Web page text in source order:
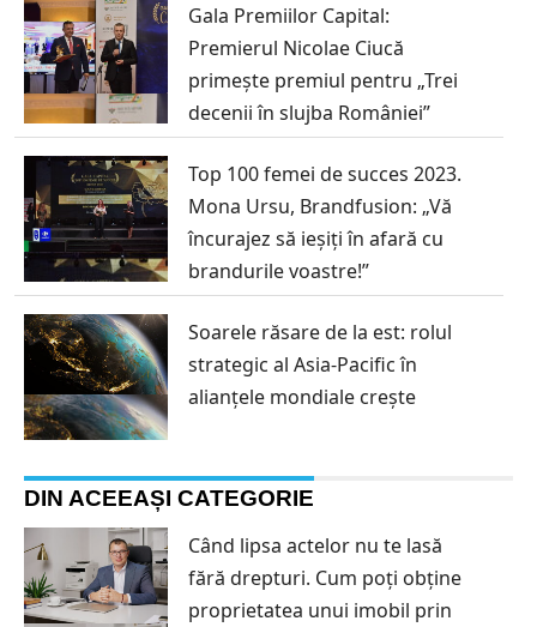
Gala Premiilor Capital:
Premierul Nicolae Ciucă
primește premiul pentru „Trei
decenii în slujba României”
Top 100 femei de succes 2023.
Mona Ursu, Brandfusion: „Vă
încurajez să ieșiți în afară cu
brandurile voastre!”
Soarele răsare de la est: rolul
strategic al Asia-Pacific în
alianțele mondiale crește
DIN ACEEAȘI CATEGORIE
Când lipsa actelor nu te lasă
fără drepturi. Cum poți obține
proprietatea unui imobil prin